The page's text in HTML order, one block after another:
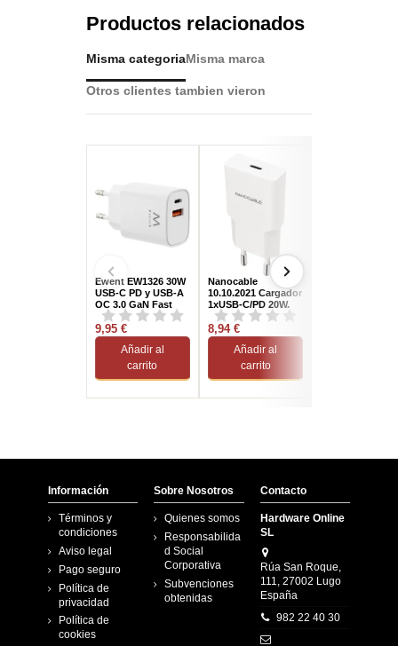
Productos relacionados
Misma categoriaMisma marca
Otros clientes tambien vieron
Ewent EW1326 30W
USB-C PD y USB-A
QC 3.0 GaN Fast
9,95 €
Añadir al
carrito
Nanocable
10.10.2021 Cargador
1xUSB-C/PD 20W,
Blanco
8,94 €
Añadir al
carrito
Información
Términos y
condiciones
Aviso legal
Pago seguro
Política de
privacidad
Política de
cookies
Sobre Nosotros
Quienes somos
Responsabilida
d Social
Corporativa
Subvenciones
obtenidas
Contacto
Hardware Online
SL
Rúa San Roque,
111, 27002 Lugo
España
982 22 40 30